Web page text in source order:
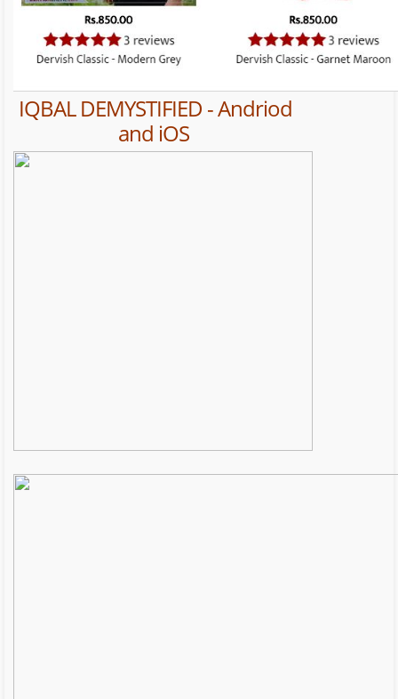
IQBAL DEMYSTIFIED - Andriod
and iOS